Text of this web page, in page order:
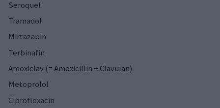
Seroquel
Tramadol
Mirtazapin
Terbinafin
Amoxiclav (= Amoxicillin + Clavulan)
Metoprolol
Ciprofloxacin